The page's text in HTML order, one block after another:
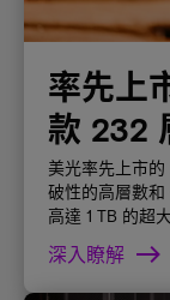
率先上
款 232
美光率先上市
破性的高層數
高達 1 TB 的超
深入瞭解